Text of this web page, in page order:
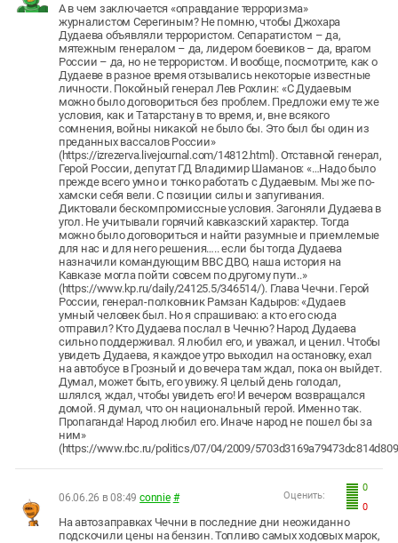
А в чем заключается «оправдание терроризма»
журналистом Серегиным? Не помню, чтобы Джохара
Дудаева объявляли террористом. Сепаратистом – да,
мятежным генералом – да, лидером боевиков – да, врагом
России – да, но не террористом. И вообще, посмотрите, как о
Дудаеве в разное время отзывались некоторые известные
личности. Покойный генерал Лев Рохлин: «С Дудаевым
можно было договориться без проблем. Предложи ему те же
условия, как и Татарстану в то время, и, вне всякого
сомнения, войны никакой не было бы. Это был бы один из
преданных вассалов России»
(https://izrezerva.livejournal.com/14812.html). Отставной генерал,
Герой России, депутат ГД Владимир Шаманов: «…Надо было
прежде всего умно и тонко работать с Дудаевым. Мы же по-
хамски себя вели. С позиции силы и запугивания.
Диктовали бескомпромиссные условия. Загоняли Дудаева в
угол. Не учитывали горячий кавказский характер. Тогда
можно было договориться и найти разумные и приемлемые
для нас и для него решения….. если бы тогда Дудаева
назначили командующим ВВС ДВО, наша история на
Кавказе могла пойти совсем по другому пути..»
(https://www.kp.ru/daily/24125.5/346514/). Глава Чечни. Герой
России, генерал-полковник Рамзан Кадыров: «Дудаев
умный человек был. Но я спрашиваю: а кто его сюда
отправил? Кто Дудаева послал в Чечню? Народ Дудаева
сильно поддерживал. Я любил его, и уважал, и ценил. Чтобы
увидеть Дудаева, я каждое утро выходил на остановку, ехал
на автобусе в Грозный и до вечера там ждал, пока он выйдет.
Думал, может быть, его увижу. Я целый день голодал,
шлялся, ждал, чтобы увидеть его! И вечером возвращался
домой. Я думал, что он национальный герой. Именно так.
Пропаганда! Народ любил его. Иначе народ не пошел бы за
ним»
(https://www.rbc.ru/politics/07/04/2009/
0
0
Оценить:
06.06.26 в 08:49 connie #
На автозаправках Чечни в последние дни неожиданно
подскочили цены на бензин. Топливо самых ходовых марок,